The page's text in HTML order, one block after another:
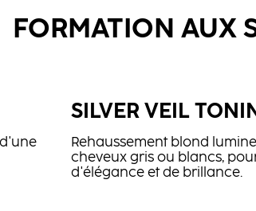
FORMATION AUX
SILVER VEIL
Rehaussement blond
cheveux gris ou blancs,
d'élégance et de brillance.